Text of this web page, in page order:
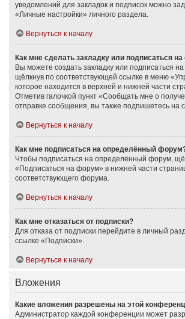
уведомлений для закладок и подписок можно
«Личные настройки» личного раздела.
Вернуться к началу
Как мне сделать закладку или подписаться
Вы можете создать закладку или подписаться
щёлкнув по соответствующей ссылке в меню
которое находится в верхней и нижней части
Отметив галочкой пункт «Сообщать мне о
отправке сообщения, вы также подпишетесь на
Вернуться к началу
Как мне подписаться на определённый
Чтобы подписаться на определённый форум,
«Подписаться на форум» в нижней части
соответствующего форума.
Вернуться к началу
Как мне отказаться от подписки?
Для отказа от подписки перейдите в личный
ссылке «Подписки».
Вернуться к началу
Вложения
Какие вложения разрешены на этой
Администратор каждой конференции может